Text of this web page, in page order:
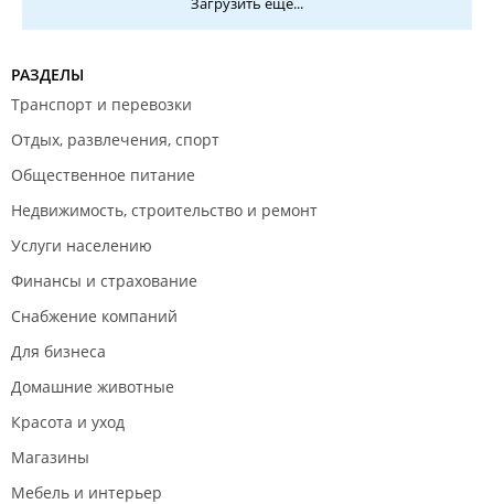
РАЗДЕЛЫ
Транспорт и перевозки
Отдых, развлечения, спорт
Общественное питание
Недвижимость, строительство и ремонт
Услуги населению
Финансы и страхование
Снабжение компаний
Для бизнеса
Домашние животные
Красота и уход
Магазины
Мебель и интерьер